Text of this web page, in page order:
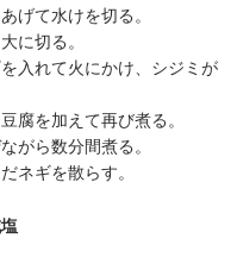
げて水けを切る。
に切る。
入れて火にかけ、シジミが
腐を加えて再び煮る。
がら数分間煮る。
ネギを散らす。